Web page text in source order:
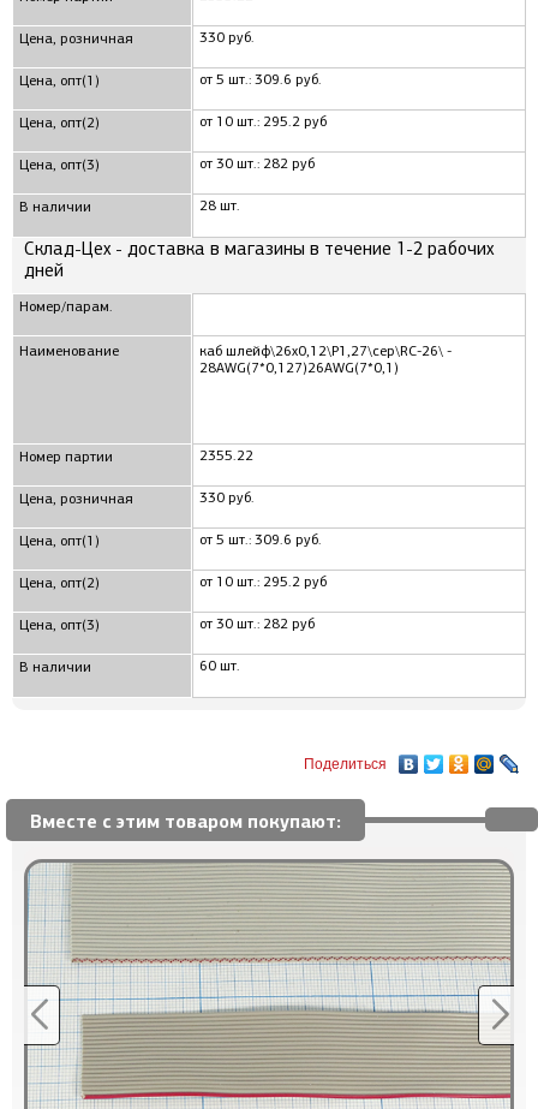
Цена, розничная
Цена, опт(1)
Цена, опт(2)
Цена, опт(3)
В наличии
330 руб.
от 5 шт.: 309.6 руб.
от 10 шт.: 295.2 руб
от 30 шт.: 282 руб
28 шт.
Склад-Цех - доставка в магазины в течение 1-2 рабочих
дней
Номер/парам.
Наименование
Номер партии
Цена, розничная
Цена, опт(1)
Цена, опт(2)
Цена, опт(3)
В наличии
каб шлейф\26x0,12\P1,27\сер\RC-26\ -
28AWG(7*0,127)26AWG(7*0,1)
2355.22
330 руб.
от 5 шт.: 309.6 руб.
от 10 шт.: 295.2 руб
от 30 шт.: 282 руб
60 шт.
Поделиться
Вместе с этим товаром покупают: